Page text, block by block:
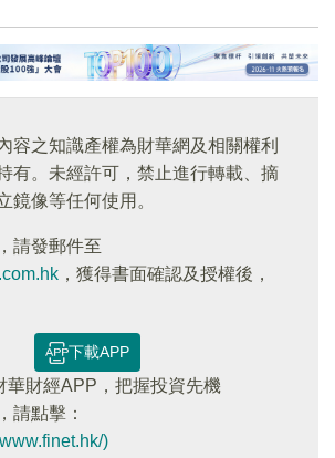
容之知識產權為財華網及相關權利
有。未經許可，禁止進行轉載、摘
鏡像等任何使用。
請發郵件至
，獲得書面確認及授權後，
下載APP
華財經APP，把握投資先機
請點擊：
)